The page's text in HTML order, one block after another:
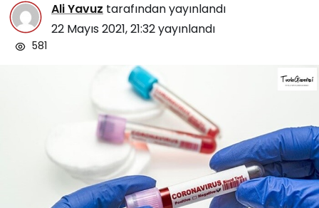
Ali Yavuz tarafından yayınlandı
22 Mayıs 2021, 21:32yayınlandı
581